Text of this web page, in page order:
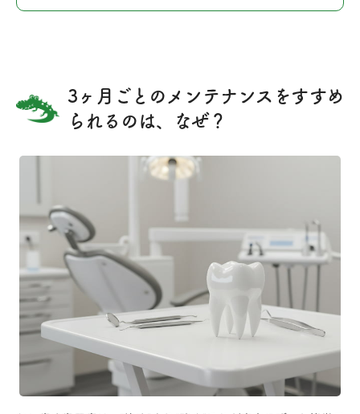
3ヶ月ごとのメンテナンスをすすめ
られるのは、なぜ？